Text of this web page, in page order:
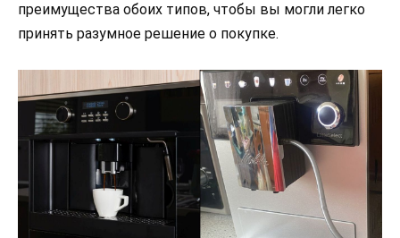
преимущества обоих типов, чтобы вы могли легко
принять разумное решение о покупке.